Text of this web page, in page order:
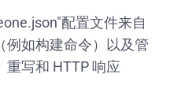
配置文件来自
例如构建命令）以及管
写和 HTTP 响应